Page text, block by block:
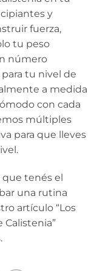
y
fuerza,
tu peso
número
tu nivel de
a medida
con cada
múltiples
para que lleves
que tenés el
una rutina
artículo “Los
Calistenia”